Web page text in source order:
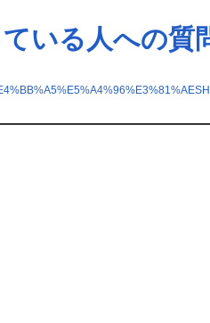
いる人への質